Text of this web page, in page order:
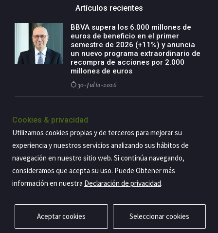
Artículos recientes
BBVA supera los 6.000 millones de
euros de beneficio en el primer
semestre de 2026 (+11%) y anuncia
un nuevo programa extraordinario de
recompra de acciones por 2.000
millones de euros
30-Julio-2026
negocio agro con un modelo global
países
29-Julio-2026
Privacidad Aviso legal Política de cookies Contacto
Cookies & privacidad
Utilizamos cookies propias y de terceros para mejorar su
experiencia y nuestros servicios analizando sus hábitos de
navegación en nuestro sitio web. Si continúa navegando,
consideramos que acepta su uso. Puede Obtener más
información en nuestra Declaración de privacidad.
Aceptar cookies Seleccionar cookies